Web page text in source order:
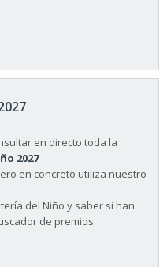
en directo toda la
2027
en concreto utiliza nuestro
del Niño y saber si han
de premios.